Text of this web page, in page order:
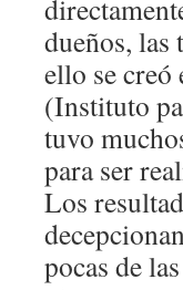
dueños, las
ello se
(Instituto
tuvo
para ser
Los
pocas de